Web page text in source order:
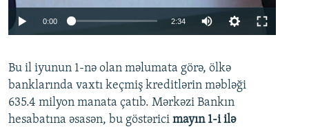
0:00 2:34
360p
480p
720p
Bu il iyunun 1-nə olan məlumata görə, ölkə
banklarında vaxtı keçmiş kreditlərin məbləği
635.4 milyon manata çatıb. Mərkəzi Bankın
hesabatına əsasən, bu göstərici mayın 1-i ilə